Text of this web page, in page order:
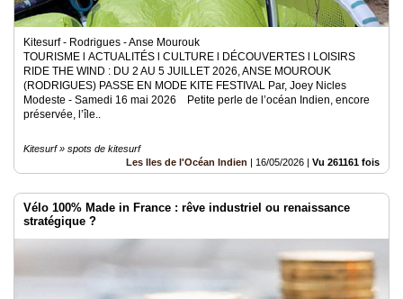
Kitesurf - Rodrigues - Anse Mourouk
TOURISME l ACTUALITÉS l CULTURE l DÉCOUVERTES l LOISIRS
RIDE THE WIND : DU 2 AU 5 JUILLET 2026, ANSE MOUROUK
(RODRIGUES) PASSE EN MODE KITE FESTIVAL Par, Joey Nicles
Modeste - Samedi 16 mai 2026 Petite perle de l’océan Indien, encore
préservée, l’île..
Kitesurf » spots de kitesurf
Les Iles de l'Océan Indien | 16/05/2026 | Vu 261161 fois
Vélo 100% Made in France : rêve industriel ou renaissance
stratégique ?